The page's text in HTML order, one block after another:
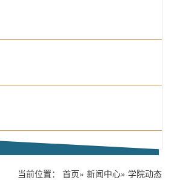
当前位置： 首页» 新闻中心» 学院动态